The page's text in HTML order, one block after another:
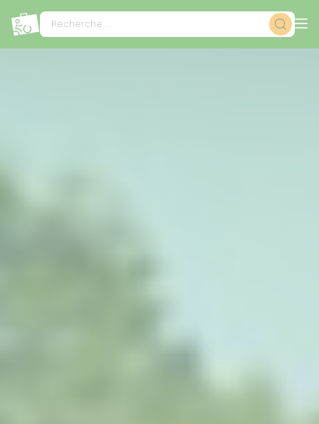
Recherche...
Panneau de gestion des cookies